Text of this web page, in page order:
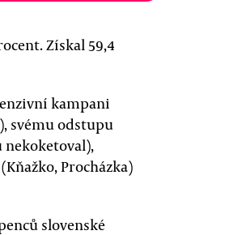
Získal 59,4
kampani
svému odstupu
nekoketoval),
Procházka)
slovenské